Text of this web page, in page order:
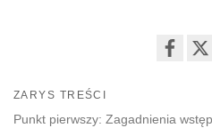
facebook
ZARYS TREŚCI
Punkt pierwszy: Zagadnienia